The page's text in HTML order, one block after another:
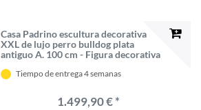
Casa Padrino escultura decorativa
XXL de lujo perro bulldog plata
antiguo A. 100 cm - Figura decorativa
Decoración de jardín XXL
Tiempo de entrega 4 semanas
1.499,90 € *